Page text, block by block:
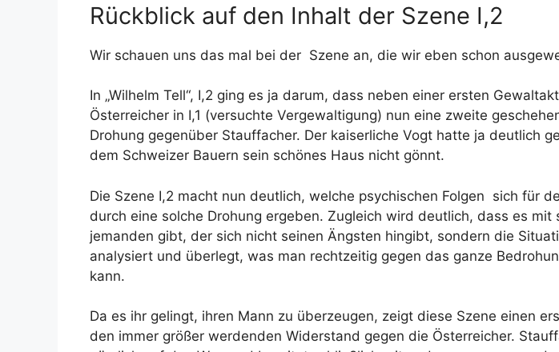
Rückblick auf den Inhalt der Szene I,2
Wir schauen uns das mal bei der Szene an, die wir eben schon
In „Wilhelm Tell“, I,2 ging es ja darum, dass neben einer ersten
Österreicher in I,1 (versuchte Vergewaltigung) nun eine zweite
Drohung gegenüber Stauffacher. Der kaiserliche Vogt hatte ja deutlich
dem Schweizer Bauern sein schönes Haus nicht gönnt.
Die Szene I,2 macht nun deutlich, welche psychischen Folgen sich für
durch eine solche Drohung ergeben. Zugleich wird deutlich, dass es mit
jemanden gibt, der sich nicht seinen Ängsten hingibt, sondern die
analysiert und überlegt, was man rechtzeitig gegen das ganze
kann.
Da es ihr gelingt, ihren Mann zu überzeugen, zeigt diese Szene einen
den immer größer werdenden Widerstand gegen die Österreicher.